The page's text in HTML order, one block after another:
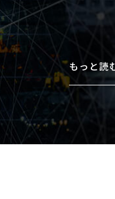
もっと読